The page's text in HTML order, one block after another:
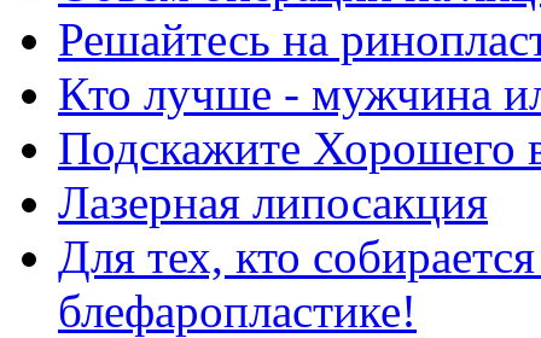
Решайтесь на
Кто лучше - мужчина
Подскажите Хорошего
Лазерная липосакция
Для тех, кто
блефаропластике!